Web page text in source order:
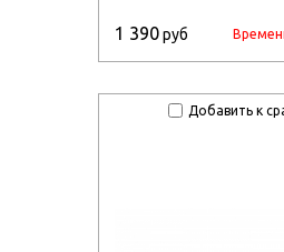
1 390руб
Добавить к